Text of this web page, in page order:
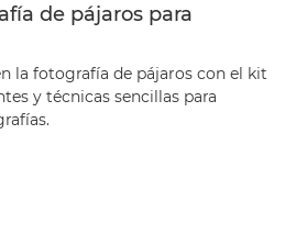
de pájaros para
la fotografía de pájaros con el kit
y técnicas sencillas para